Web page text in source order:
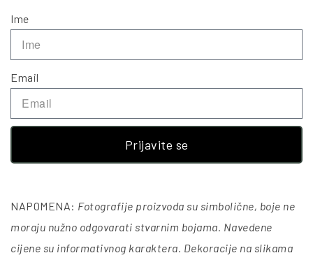
Ime
Email
Prijavite se
NAPOMENA: Fotografije proizvoda su simbolične, boje ne
moraju nužno odgovarati stvarnim bojama. Navedene
cijene su informativnog karaktera. Dekoracije na slikama